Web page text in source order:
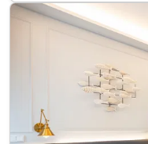
inkl. Entspannung in
inkl. kuscheliger Leih-
inkl. Fitnessraum für Ihr
inkl. Kaffee- &